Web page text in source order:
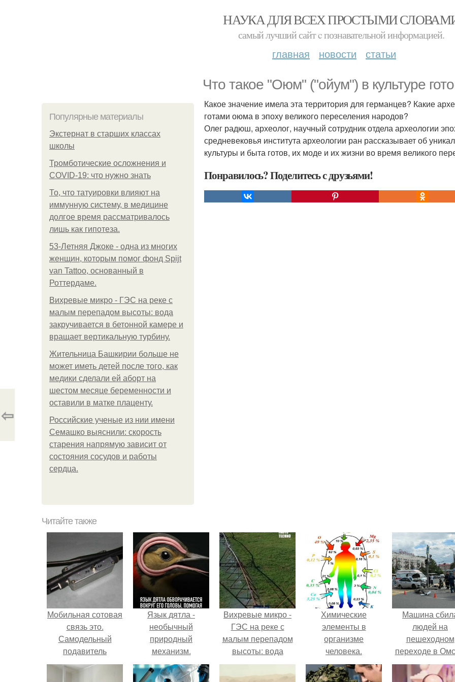
НАУКА ДЛЯ ВСЕХ ПРОСТЫМИ
самый лучший сайт c познавательной информацией.
главная новости статьи
Что такое "Оюм" ("ойум") в культуре
Популярные материалы
Экстернат в старших классах
школы
Тромботические осложнения и
COVID-19: что нужно знать
То, что татуировки влияют на
иммунную систему, в медицине
долгое время рассматривалось
лишь как гипотеза.
53-Летняя Джоке - одна из многих
женщин, которым помог фонд Spijt
van Tattoo, основанный в
Роттердаме.
Вихревые микро - ГЭС на реке с
малым перепадом высоты: вода
закручивается в бетонной камере и
вращает вертикальную турбину.
Жительница Башкирии больше не
может иметь детей после того, как
медики сделали ей аборт на
шестом месяце беременности и
оставили в матке плаценту.
Российские ученые из нии имени
Семашко выяснили: скорость
старения напрямую зависит от
состояния сосудов и работы
сердца.
Какое значение имела эта территория для германцев? Какие
готами оюма в эпоху великого переселения народов?
Олег радюш, археолог, научный сотрудник отдела археологии
средневековья института археологии ран рассказывает об
культуры и быта готов, их моде и их жизни во время великого
Понравилось? Поделитесь с друзьями!
⇦
Читайте также
Мобильная сотовая
связь это.
Самодельный
подавитель
мобильной свзяи.
Язык дятла -
необычный
природный
механизм.
Вихревые микро -
ГЭС на реке с
малым перепадом
высоты: вода
закручивается в
бетонной камере и
Химические
элементы в
организме
человека.
Машина
людей на
пешеходном
переходе в
пострадали 8
человек.